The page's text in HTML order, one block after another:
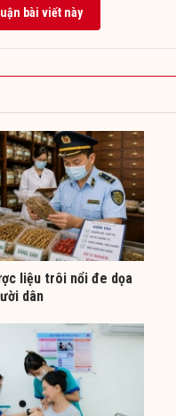
bài viết này
liệu trôi nổi đe dọa
dân